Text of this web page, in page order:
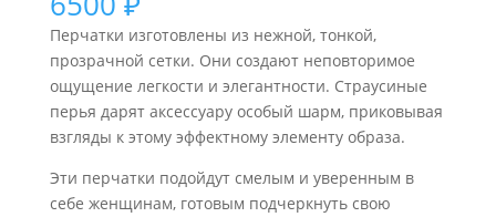
Перчатки изготовлены из нежной, тонкой,
прозрачной сетки. Они создают неповторимое
ощущение легкости и элегантности. Страусиные
перья дарят аксессуару особый шарм, приковывая
взгляды к этому эффектному элементу образа.
Эти перчатки подойдут смелым и уверенным в
себе женщинам, готовым подчеркнуть свою